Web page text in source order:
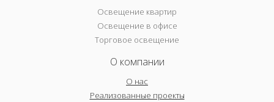
Освещение квартир
Освещение в офисе
Торговое освещение
О компании
О нас
Реализованные проекты